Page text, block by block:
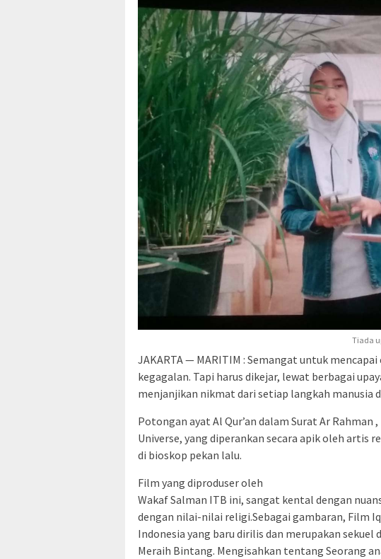
Tiada
JAKARTA — MARITIM : Semangat untuk
kegagalan. Tapi harus dikejar, lewat berbagai
menjanjikan nikmat dari setiap langkah manusia
Potongan ayat Al Qur’an dalam Surat Ar
Universe, yang diperankan secara apik oleh artis
di bioskop pekan lalu.
Film yang diproduser oleh
Wakaf Salman ITB ini, sangat kental dengan
dengan nilai-nilai religi.Sebagai gambaran, Film
Indonesia yang baru dirilis dan merupakan
Meraih Bintang. Mengisahkan tentang Seorang